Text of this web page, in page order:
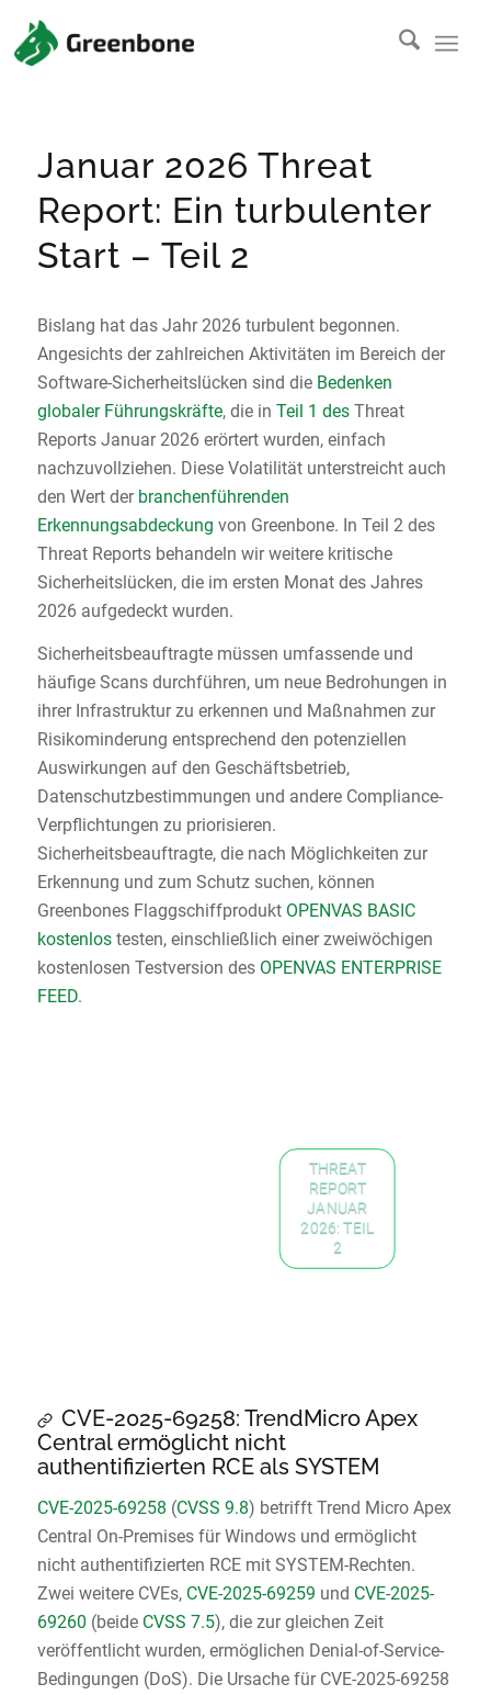
Januar 2026 Threat
Report: Ein turbulenter
Start – Teil 2
Bislang hat das Jahr 2026 turbulent begonnen.
Angesichts der zahlreichen Aktivitäten im Bereich der
Software-Sicherheitslücken sind die Bedenken
globaler Führungskräfte, die in Teil 1 desThreat
Reports Januar 2026 erörtert wurden, einfach
nachzuvollziehen. Diese Volatilität unterstreicht auch
den Wert der branchenführenden
Erkennungsabdeckung von Greenbone. In Teil 2 des
Threat Reports behandeln wir weitere kritische
Sicherheitslücken, die im ersten Monat des Jahres
2026 aufgedeckt wurden.
Sicherheitsbeauftragte müssen umfassende und
häufige Scans durchführen, um neue Bedrohungen in
ihrer Infrastruktur zu erkennen und Maßnahmen zur
Risikominderung entsprechend den potenziellen
Auswirkungen auf den Geschäftsbetrieb,
Datenschutzbestimmungen und andere Compliance-
Verpflichtungen zu priorisieren.
Sicherheitsbeauftragte, die nach Möglichkeiten zur
Erkennung und zum Schutz suchen, können
Greenbones Flaggschiffprodukt OPENVAS BASIC
kostenlostesten, einschließlich einer zweiwöchigen
kostenlosen Testversion des OPENVAS ENTERPRISE
FEED.
THREAT
REPORT
JANUAR
2026: TEIL
2
CVE-2025-69258: TrendMicro Apex
Central ermöglicht nicht
authentifizierten RCE als SYSTEM
CVE-2025-69258 (CVSS 9.8) betrifft Trend Micro Apex
Central On-Premises für Windows und ermöglicht
nicht authentifizierten RCE mit SYSTEM-Rechten.
Zwei weitere CVEs, CVE-2025-69259 und CVE-2025-
69260 (beide CVSS 7.5), die zur gleichen Zeit
veröffentlicht wurden, ermöglichen Denial-of-Service-
Bedingungen (DoS). Die Ursache für CVE-2025-69258